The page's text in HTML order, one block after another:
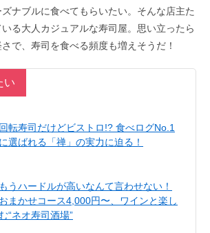
ナブルに食べてもらいたい。そんな店主た
る大人カジュアルな寿司屋。思い立ったら
で、寿司を食べる頻度も増えそうだ！
い
回転寿司だけどビストロ!? 食べログNo.1
に選ばれる「禅」の実力に迫る！
もうハードルが高いなんて言わせない！
おまかせコース4,000円〜、ワインと楽し
“ネオ寿司酒場”